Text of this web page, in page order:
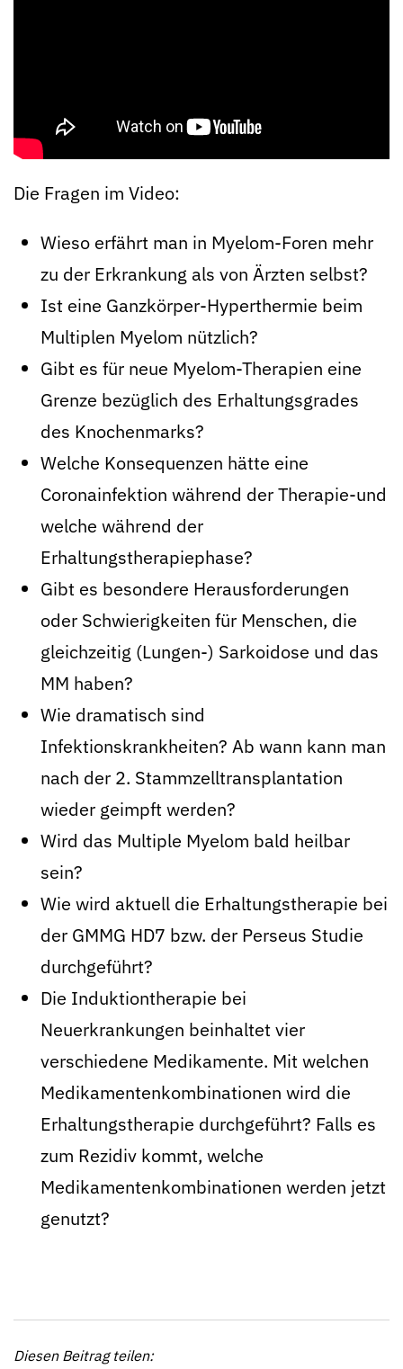
Die Fragen im Video:
Wieso erfährt man in Myelom-Foren mehr
zu der Erkrankung als von Ärzten selbst?
Ist eine Ganzkörper-Hyperthermie beim
Multiplen Myelom nützlich?
Gibt es für neue Myelom-Therapien eine
Grenze bezüglich des Erhaltungsgrades
des Knochenmarks?
Welche Konsequenzen hätte eine
Coronainfektion während der Therapie-und
welche während der
Erhaltungstherapiephase?
Gibt es besondere Herausforderungen
oder Schwierigkeiten für Menschen, die
gleichzeitig (Lungen-) Sarkoidose und das
MM haben?
Wie dramatisch sind
Infektionskrankheiten? Ab wann kann man
nach der 2. Stammzelltransplantation
wieder geimpft werden?
Wird das Multiple Myelom bald heilbar
sein?
Wie wird aktuell die Erhaltungstherapie bei
der GMMG HD7 bzw. der Perseus Studie
durchgeführt?
Die Induktiontherapie bei
Neuerkrankungen beinhaltet vier
verschiedene Medikamente. Mit welchen
Medikamentenkombinationen wird die
Erhaltungstherapie durchgeführt? Falls es
zum Rezidiv kommt, welche
Medikamentenkombinationen werden jetzt
genutzt?
Diesen Beitrag teilen: